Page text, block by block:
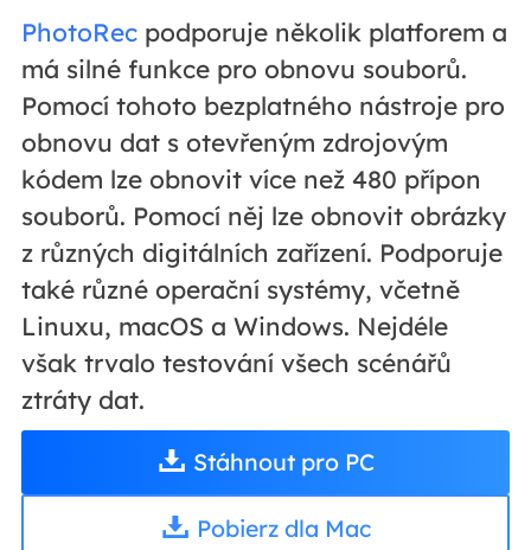
PhotoRecpodporuje několik platforem a
má silné funkce pro obnovu souborů.
Pomocí tohoto bezplatného nástroje pro
obnovu dat s otevřeným zdrojovým
kódem lze obnovit více než 480 přípon
souborů. Pomocí něj lze obnovit obrázky
z různých digitálních zařízení. Podporuje
také různé operační systémy, včetně
Linuxu, macOS a Windows. Nejdéle
však trvalo testování všech scénářů
ztráty dat.
Stáhnout pro PC
Pobierz dla Mac